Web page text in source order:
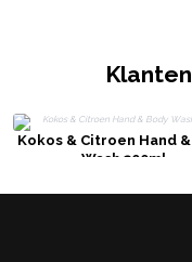
Kokos & Citroen Hand
Wash 300ml